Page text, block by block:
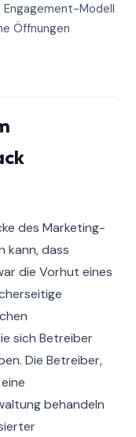
Modell
Öffnungen
des Marketing-
kann, dass
die Vorhut eines
sich Betreiber
Die Betreiber,
behandeln